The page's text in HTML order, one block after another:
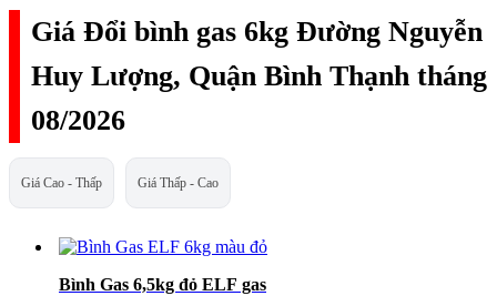
Giá Đổi bình gas 6kg Đường Nguyễn
Huy Lượng, Quận Bình Thạnh tháng
08/2026
Giá Cao - Thấp Giá Thấp - Cao
Bình Gas 6,5kg đỏ ELF gas